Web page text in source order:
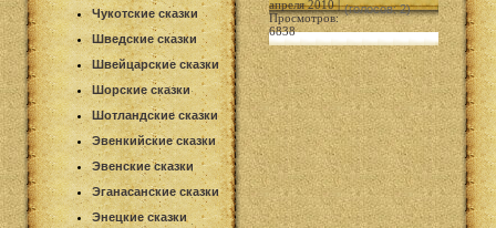
Чукотские сказки
Шведские сказки
Швейцарские сказки
Шорские сказки
Шотландские сказки
Эвенкийские сказки
Эвенские сказки
Эганасанские сказки
Энецкие сказки
апреля 2010 |
Просмотров:
6838
(голосов: 2)